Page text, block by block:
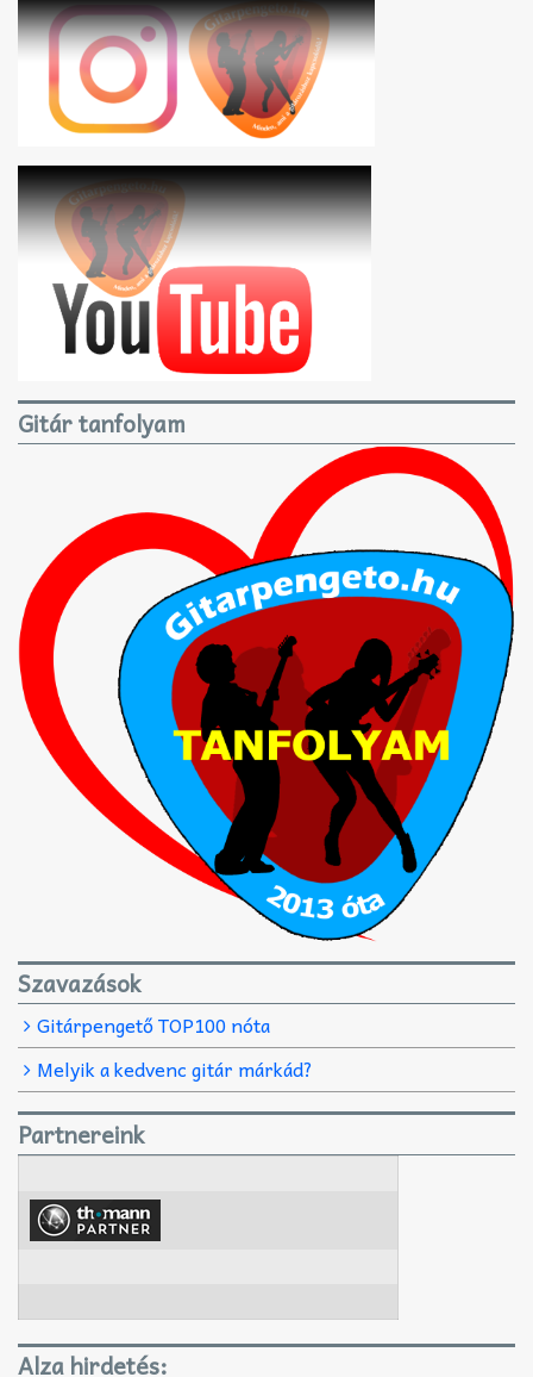
Gitár tanfolyam
Szavazások
Gitárpengető TOP100 nóta
Melyik a kedvenc gitár márkád?
Partnereink
Alza hirdetés: